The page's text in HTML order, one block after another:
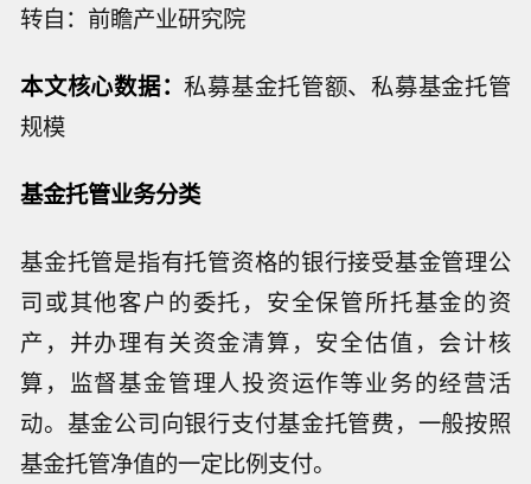
转自：前瞻产业研究院
本文核心数据：私募基金托管额、私募基金托管
规模
基金托管业务分类
基金托管是指有托管资格的银行接受基金管理公
司或其他客户的委托，安全保管所托基金的资
产，并办理有关资金清算，安全估值，会计核
算，监督基金管理人投资运作等业务的经营活
动。基金公司向银行支付基金托管费，一般按照
基金托管净值的一定比例支付。